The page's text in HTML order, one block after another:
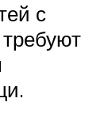
с